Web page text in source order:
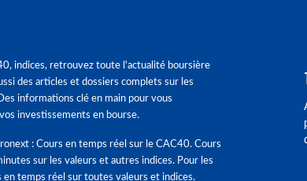
indices, retrouvez toute l'actualité boursière
des articles et dossiers complets sur les
informations clé en main pour vous
investissements en bourse.
: Cours en temps réel sur le CAC40. Cours
sur les valeurs et autres indices. Pour les
en temps réel sur toutes valeurs et indices.